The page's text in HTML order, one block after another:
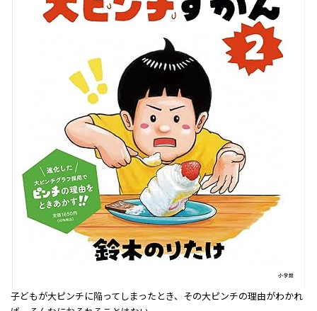
子どもが大ピンチに陥ってしまったとき、その大ピンチの理由がわかれ